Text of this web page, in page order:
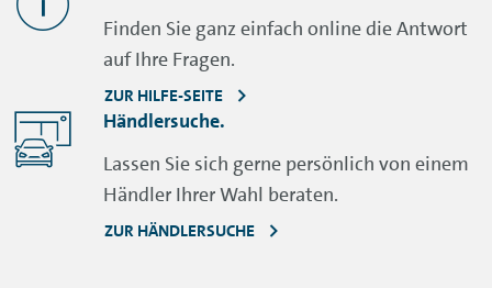
Finden Sie ganz einfach online die Antwort
auf Ihre Fragen.
ZUR HILFE-SEITE
Händlersuche.
Lassen Sie sich gerne persönlich von einem
Händler Ihrer Wahl beraten.
ZUR HÄNDLERSUCHE